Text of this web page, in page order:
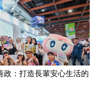
：打造長輩安心生活的